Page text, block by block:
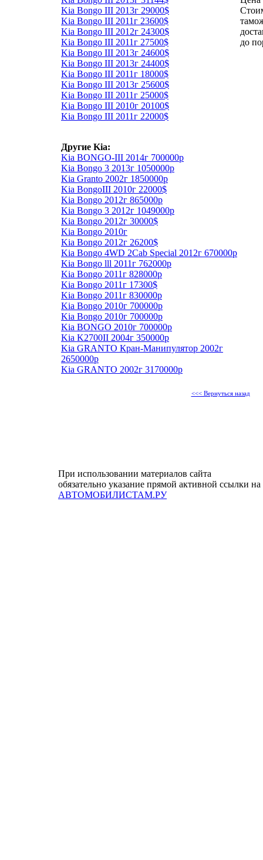
Kia Bongo III 2013г 29000$
Kia Bongo III 2011г 23600$
Kia Bongo III 2012г 24300$
Kia Bongo III 2011г 27500$
Kia Bongo III 2013г 24600$
Kia Bongo III 2013г 24400$
Kia Bongo III 2011г 18000$
Kia Bongo III 2013г 25600$
Kia Bongo III 2011г 25000$
Kia Bongo III 2010г 20100$
Kia Bongo III 2011г 22000$
Другие Kia:
Kia BONGO-III 2014г 700000р
Kia Bongo 3 2013г 1050000р
Kia Granto 2002г 1850000р
Kia BongoIII 2010г 22000$
Kia Bongo 2012г 865000р
Kia Bongo 3 2012г 1049000р
Kia Bongo 2012г 30000$
Kia Bongo 2010г
Kia Bongo 2012г 26200$
Kia Bongo 4WD 2Сab Special 2012г 670000р
Kia Bongo lll 2011г 762000р
Kia Bongo 2011г 828000р
Kia Bongo 2011г 17300$
Kia Bongo 2011г 830000р
Kia Bongo 2010г 700000р
Kia Bongo 2010г 700000р
Kia BONGO 2010г 700000р
Kia K2700II 2004г 350000р
Kia GRANTO Кран-Манипулятор 2002г
2650000р
Kia GRANTO 2002г 3170000р
до
<<< Вернуться назад
При использовании материалов сайта
обязательно указание прямой активной ссылки на
АВТОМОБИЛИСТАМ.РУ